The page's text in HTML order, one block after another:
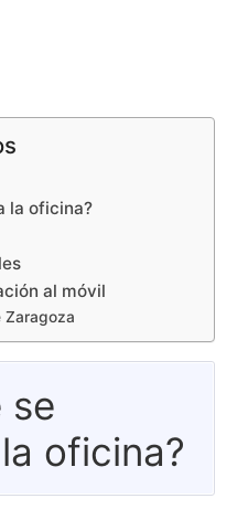
la oficina?
al móvil
Zaragoza
se
oficina?